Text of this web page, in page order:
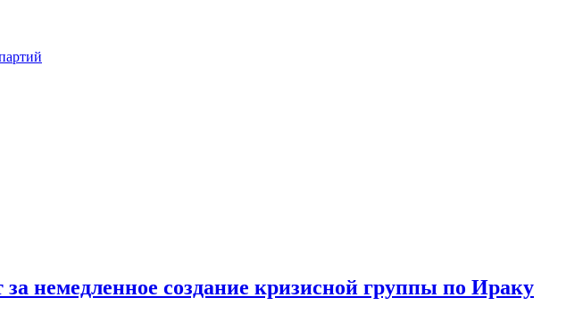
немедленное создание кризисной группы по Ираку